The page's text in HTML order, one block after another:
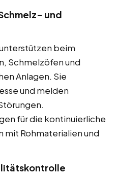
und
beim
Schmelzöfen und
Anlagen. Sie
und melden
für die kontinuierliche
mit Rohmaterialien und